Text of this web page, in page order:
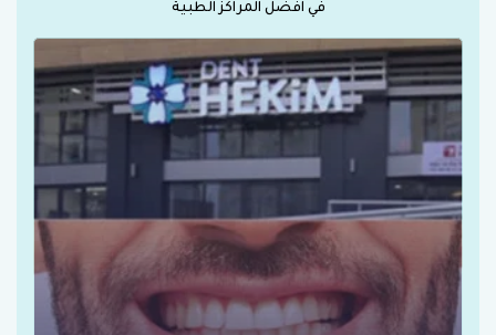
في افضل المراكز الطبية